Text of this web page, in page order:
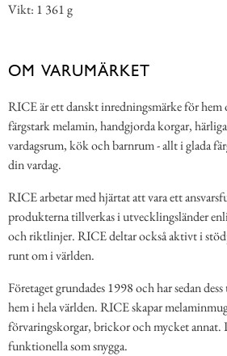
Vikt: 1 361 g
OM VARUMÄRKET
RICE är ett danskt inredningsmärke för
färgstark melamin, handgjorda korgar,
vardagsrum, kök och barnrum - allt i glada
din vardag.
RICE arbetar med hjärtat att vara ett
produkterna tillverkas i utvecklingsländer
och riktlinjer. RICE deltar också aktivt i
runt om i världen.
Företaget grundades 1998 och har sedan
hem i hela världen. RICE skapar
förvaringskorgar, brickor och mycket annat.
funktionella som snygga.